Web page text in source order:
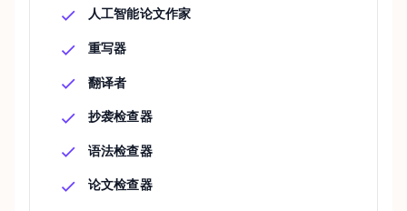
人工智能论文作家
重写器
翻译者
抄袭检查器
语法检查器
论文检查器